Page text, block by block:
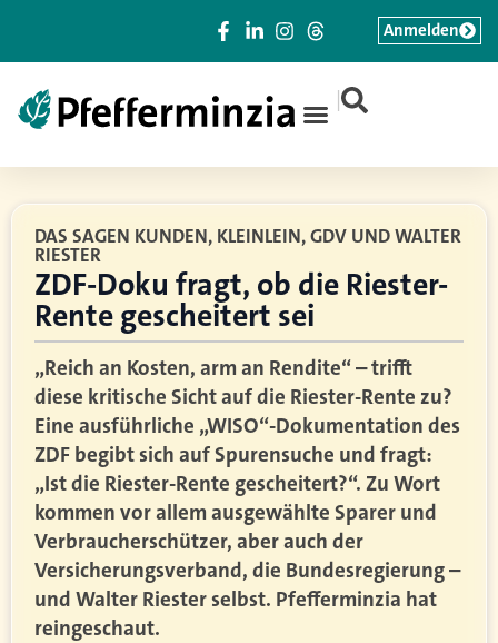
|
Anmelden
DAS SAGEN KUNDEN, KLEINLEIN, GDV UND WALTER
RIESTER
ZDF-Doku fragt, ob die Riester-
Rente gescheitert sei
„Reich an Kosten, arm an Rendite“ – trifft
diese kritische Sicht auf die Riester-Rente zu?
Eine ausführliche „WISO“-Dokumentation des
ZDF begibt sich auf Spurensuche und fragt:
„Ist die Riester-Rente gescheitert?“. Zu Wort
kommen vor allem ausgewählte Sparer und
Verbraucherschützer, aber auch der
Versicherungsverband, die Bundesregierung –
und Walter Riester selbst. Pfefferminzia hat
reingeschaut.